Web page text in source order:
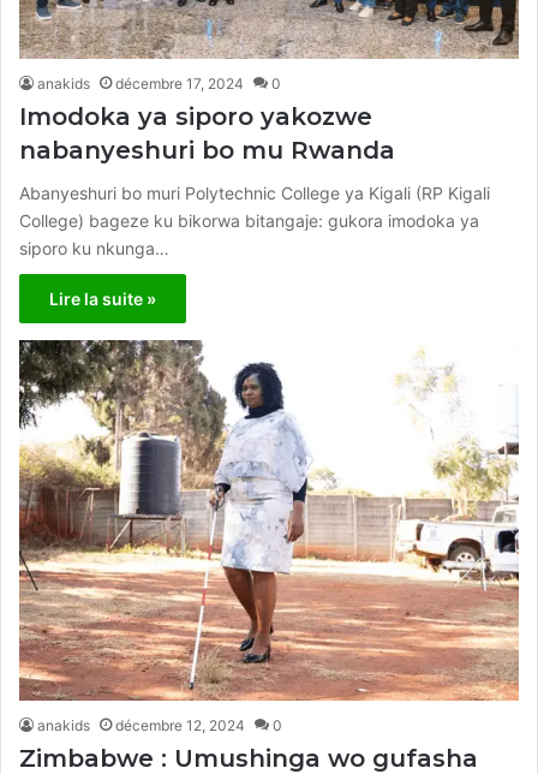
anakids décembre 17, 2024 0
Imodoka ya siporo yakozwe
nabanyeshuri bo mu Rwanda
Abanyeshuri bo muri Polytechnic College ya Kigali (RP Kigali
College) bageze ku bikorwa bitangaje: gukora imodoka ya
siporo ku nkunga…
Lire la suite »
anakids décembre 12, 2024 0
Zimbabwe : Umushinga wo gufasha